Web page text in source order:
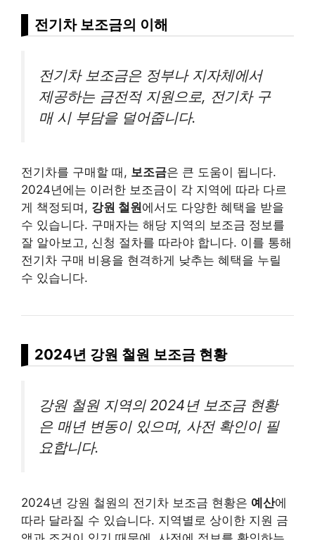
전기차 보조금의 이해
전기차 보조금은 정부나 지자체에서
제공하는 금전적 지원으로, 전기차 구
매 시 부담을 덜어줍니다.
전기차를 구매할 때, 보조금은 큰 도움이 됩니다.
2024년에는 이러한 보조금이 각 지역에 따라 다르
게 책정되며, 강원 철원에서도 다양한 혜택을 받을
수 있습니다. 구매자는 해당 지역의 보조금 정보를
잘 알아보고, 신청 절차를 따라야 합니다. 이를 통해
전기차 구매 비용을 현격하게 낮추는 혜택을 누릴
수 있습니다.
2024년 강원 철원 보조금 현황
강원 철원 지역의 2024년 보조금 현황
은 매년 변동이 있으며, 사전 확인이 필
요합니다.
2024년 강원 철원의 전기차 보조금 현황은 예산에
따라 달라질 수 있습니다. 지역별로 상이한 지원 금